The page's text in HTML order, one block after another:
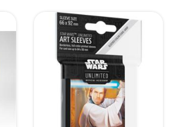
visibility